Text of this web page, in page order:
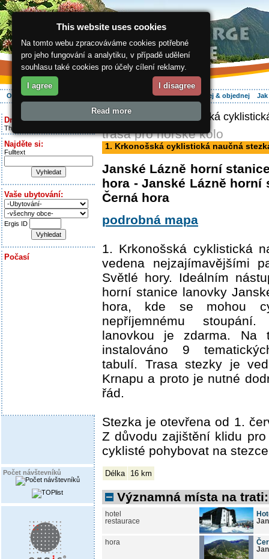
O regionu Aktivně Ubytování Hledej & objednej
Dnes je:
Thursday 6.08.2026
Najděte si:
Fulltext
Vaše ubytování:
Ergis ID
Počasí
Počet návštevníků
ergis.cz > 1. Krkonošská
trasa pro horské kolo
1. Krkonošská cyklistická naučná
Janské Lázně horní
hora - Janské Lázně horní
Černá hora
podrobná mapa
1. Krkonošská cyklistická
vedena nejzajímavějšími
Světlé hory. Ideálním
horní stanice lanovky
hora, kde se mohou
nepříjemnému
lanovkou je zdarma. Na
instalováno 9
tabulí. Trasa stezky je
Krnapu a proto je nutné
řád.
Stezka je otevřena od 1.
Z důvodu zajištění klidu
cyklisté pohybovat na
Délka 16 km
Významná místa na trati:
hotel
restaurace
hora
This website uses cookies
Na tomto webu zpracováváme cookies potřebné
pro jeho fungování a analytiku, v případě udělení
souhlasu také cookies pro účely cílení reklamy.
I agree I disagree
Read more